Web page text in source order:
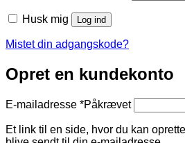
Husk mig Log ind
Mistet din adgangskode?
Opret en kundekonto
E-mailadresse *Påkrævet
Et link til en side, hvor du kan